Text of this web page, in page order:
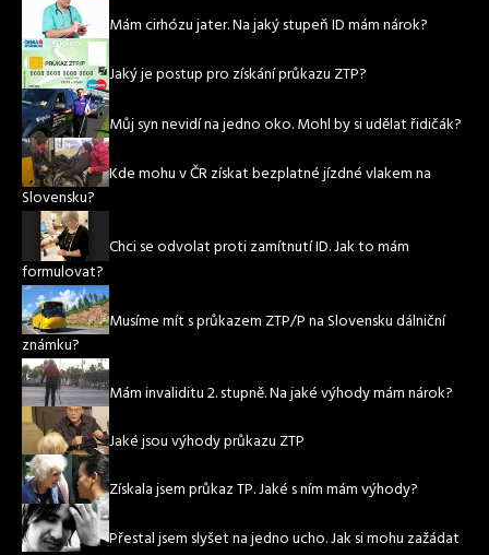
Mám cirhózu jater. Na jaký stupeň ID mám nárok?
Jaký je postup pro získání průkazu ZTP?
Můj syn nevidí na jedno oko. Mohl by si udělat řidičák?
Kde mohu v ČR získat bezplatné jízdné vlakem na
Slovensku?
Chci se odvolat proti zamítnutí ID. Jak to mám
formulovat?
Musíme mít s průkazem ZTP/P na Slovensku dálniční
známku?
Mám invaliditu 2. stupně. Na jaké výhody mám nárok?
Jaké jsou výhody průkazu ZTP
Získala jsem průkaz TP. Jaké s ním mám výhody?
Přestal jsem slyšet na jedno ucho. Jak si mohu zažádat